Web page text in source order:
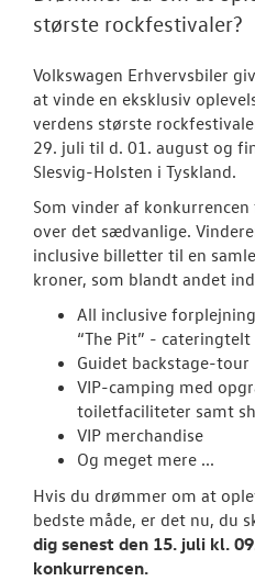
største rockfestivaler?
Volkswagen Erhvervsbiler
at vinde en eksklusiv
verdens største
29. juli til d. 01. august og
Slesvig-Holsten i Tyskland.
Som vinder af
over det sædvanlige.
inclusive billetter til en
kroner, som blandt andet
All inclusive
“The Pit” - cateringtelt
Guidet backstage-tour
VIP-camping med
toiletfaciliteter samt
VIP merchandise
Og meget mere ...
Hvis du drømmer om at
bedste måde, er det nu, du
dig senest den 15. juli kl.
konkurrencen.